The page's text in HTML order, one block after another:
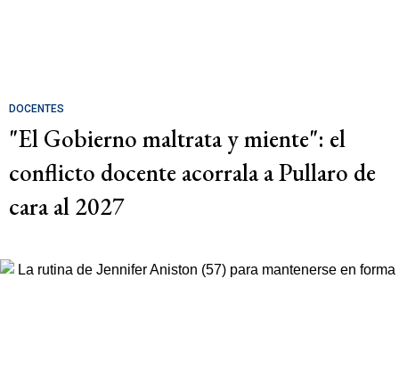
DOCENTES
"El Gobierno maltrata y miente": el
conflicto docente acorrala a Pullaro de
cara al 2027